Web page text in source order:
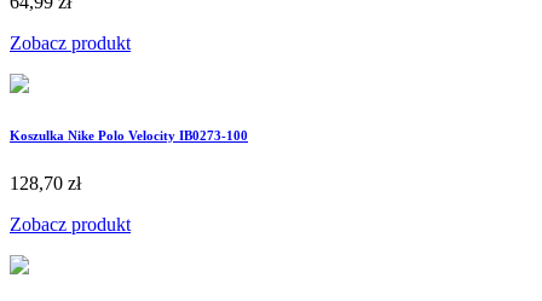
Zobacz produkt
Koszulka Nike Polo Velocity IB0273-100
128,70 zł
Zobacz produkt